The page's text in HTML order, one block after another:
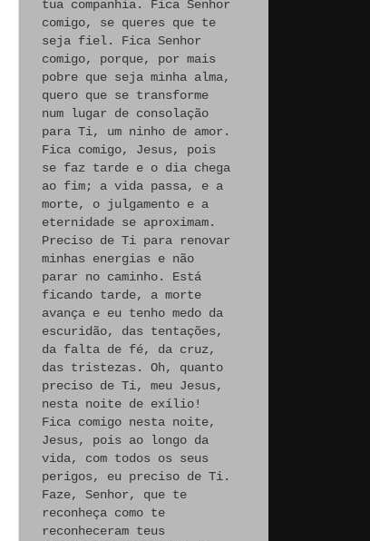
tua companhia. Fica Senhor
comigo, se queres que te
seja fiel. Fica Senhor
comigo, porque, por mais
pobre que seja minha alma,
quero que se transforme
num lugar de consolação
para Ti, um ninho de amor.
Fica comigo, Jesus, pois
se faz tarde e o dia chega
ao fim; a vida passa, e a
morte, o julgamento e a
eternidade se aproximam.
Preciso de Ti para renovar
minhas energias e não
parar no caminho. Está
ficando tarde, a morte
avança e eu tenho medo da
escuridão, das tentações,
da falta de fé, da cruz,
das tristezas. Oh, quanto
preciso de Ti, meu Jesus,
nesta noite de exílio!
Fica comigo nesta noite,
Jesus, pois ao longo da
vida, com todos os seus
perigos, eu preciso de Ti.
Faze, Senhor, que te
reconheça como te
reconheceram teus